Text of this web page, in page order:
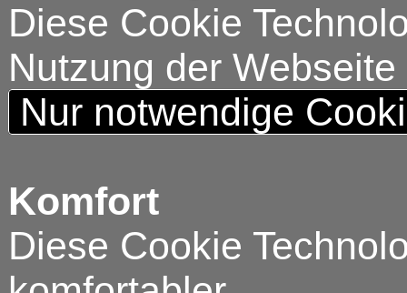
Diese Cookie
Nutzung der
Nur notwendige
Komfort
Diese Cookie